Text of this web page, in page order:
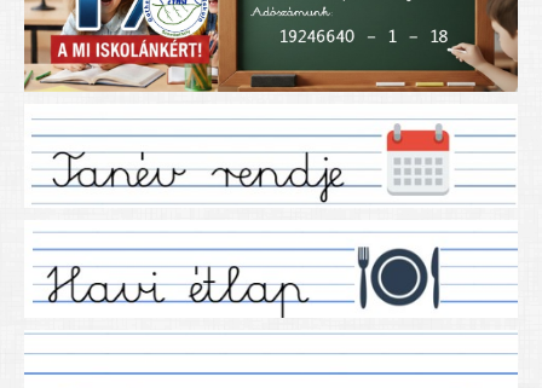
Igazgatói köszöntő
Iskolánkról
Tanáraink
Tanéveink
Régebbi tanéveink
2021/2022 tanév
2013/2014. tanév